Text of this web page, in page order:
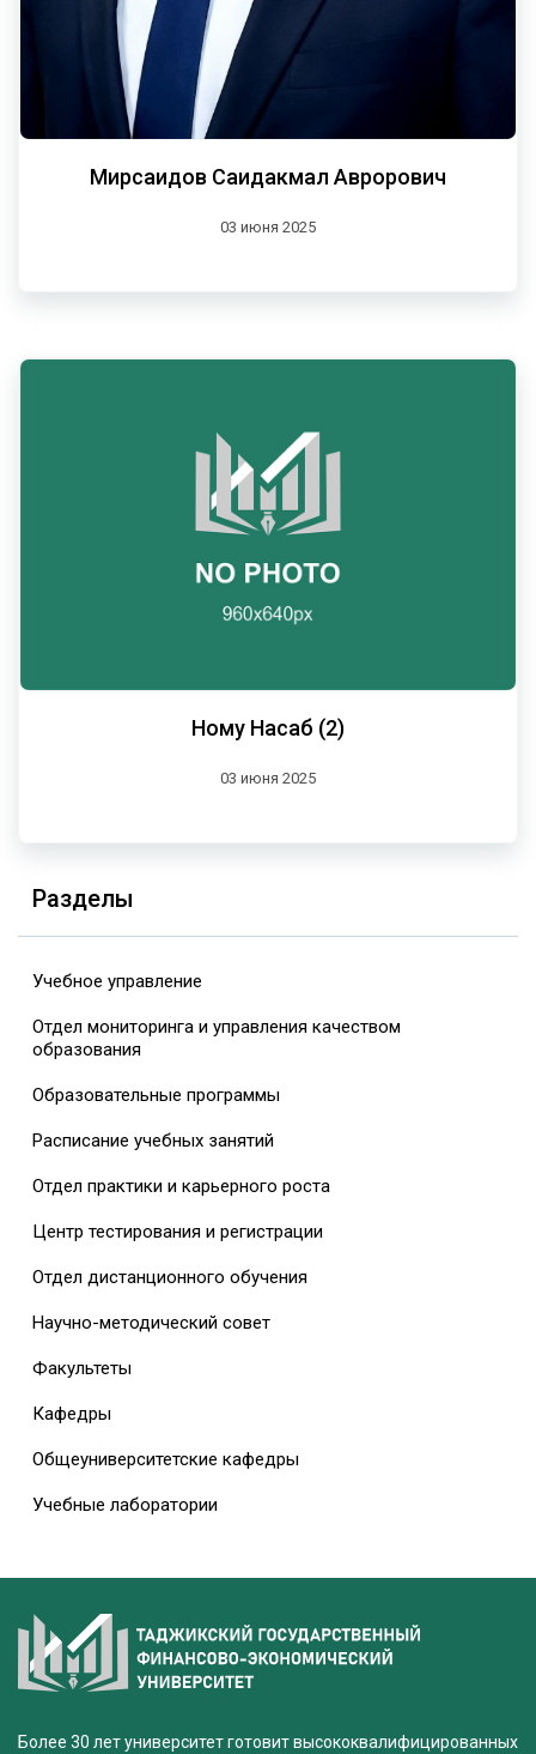
Мирсаидов Саидакмал Аврорович
03 июня 2025
Ному Насаб (2)
03 июня 2025
Разделы
Учебное управление
Отдел мониторинга и управления качеством
образования
Образовательные программы
Расписание учебных занятий
Отдел практики и карьерного роста
Центр тестирования и регистрации
Отдел дистанционного обучения
Научно-методический совет
Факультеты
Кафедры
Общеуниверситетские кафедры
Учебные лаборатории
Более 30 лет университет готовит высококвалифицированных